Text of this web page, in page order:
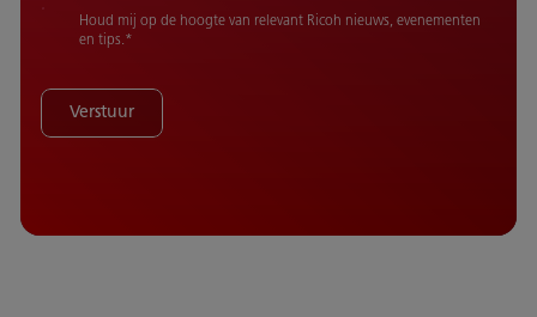
Houd mij op de hoogte van relevant Ricoh nieuws, evenementen
en tips. *
Verstuur